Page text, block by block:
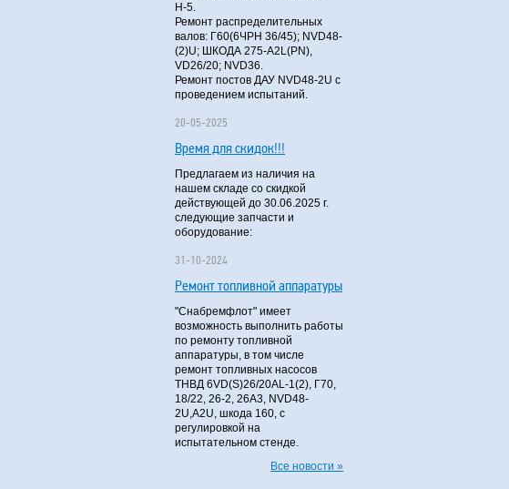
Н-5.
Ремонт распределительных
валов: Г60(6ЧРН 36/45); NVD48-
(2)U; ШКОДА 275-A2L(PN),
VD26/20; NVD36.
Ремонт постов ДАУ NVD48-2U с
проведением испытаний.
20-05-2025
Время для скидок!!!
Предлагаем из наличия на
нашем складе со скидкой
действующей до 30.06.2025 г.
следующие запчасти и
оборудование:
31-10-2024
Ремонт топливной аппаратуры
"Снабремфлот" имеет
возможность выполнить работы
по ремонту топливной
аппаратуры, в том числе
ремонт топливных насосов
ТНВД 6VD(S)26/20AL-1(2), Г70,
18/22, 26-2, 26А3, NVD48-
2U,A2U, шкода 160, с
регулировкой на
испытательном стенде.
Все новости »